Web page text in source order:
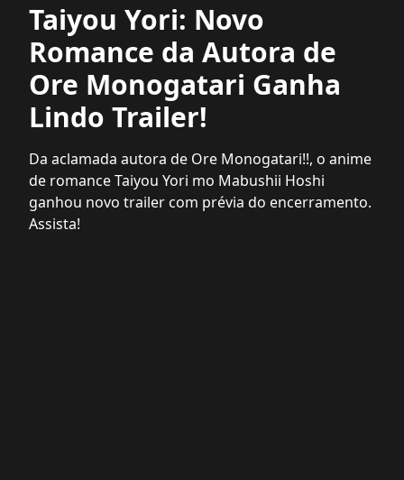
Taiyou Yori: Novo
Romance da Autora de
Ore Monogatari Ganha
Lindo Trailer!
Da aclamada autora de Ore Monogatari!!, o anime
de romance Taiyou Yori mo Mabushii Hoshi
ganhou novo trailer com prévia do encerramento.
Assista!